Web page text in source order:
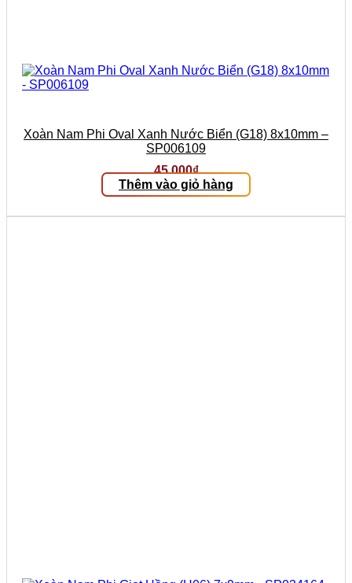
Xoàn Nam Phi Oval Xanh Nước Biển (G18) 8x10mm –
SP006109
45.000₫
Thêm vào giỏ hàng